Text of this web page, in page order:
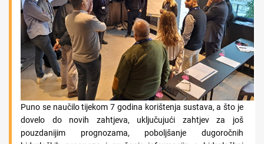
Puno se naučilo tijekom 7 godina korištenja sustava, a što je
dovelo do novih zahtjeva, uključujući zahtjev za još
pouzdanijim prognozama, poboljšanje dugoročnih